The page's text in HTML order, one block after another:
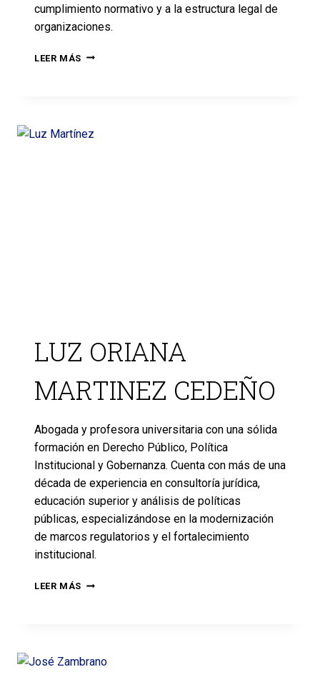
cumplimiento normativo y a la estructura legal de
organizaciones.
LEER MÁS
LUZ ORIANA
MARTINEZ CEDEÑO
Abogada y profesora universitaria con una sólida
formación en Derecho Público, Política
Institucional y Gobernanza. Cuenta con más de una
década de experiencia en consultoría jurídica,
educación superior y análisis de políticas
públicas, especializándose en la modernización
de marcos regulatorios y el fortalecimiento
institucional.
LEER MÁS